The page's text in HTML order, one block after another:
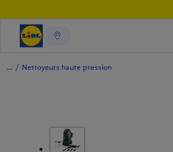
/ Nettoyeurs haute pression